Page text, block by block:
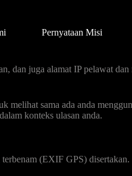
Pernyataan Misi
dan juga alamat IP pelawat dan
melihat sama ada anda
konteks ulasan anda.
(EXIF GPS)